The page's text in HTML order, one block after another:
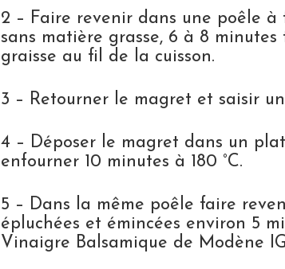
2 – Faire revenir dans une poêle à
sans matière grasse, 6 à 8
graisse au fil de la cuisson.
3 – Retourner le magret et saisir
4 – Déposer le magret dans un
enfourner 10 minutes à 180 °C.
5 – Dans la même poêle faire
épluchées et émincées environ 5
Vinaigre Balsamique de Modène